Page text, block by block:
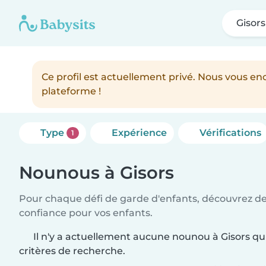
Gisors
Ce profil est actuellement privé. Nous vous
plateforme !
Type 1 Expérience Vérifications
Nounous à Gisors
Pour chaque défi de garde d'enfants, découvrez
confiance pour vos enfants.
Il n'y a actuellement aucune nounou à Gisors
critères de recherche.